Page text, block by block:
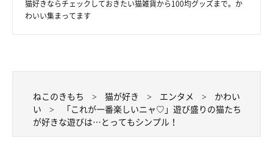
猫好きならチェックしておきたい猫雑貨から100均グッズまで。か
わいい集まってます
ねこのきもち 猫が好き エンタメ
かわい
い
「これが一番楽しいニャ♡」遊び盛りの猫たち
が好きな遊びは…とってもシンプル！